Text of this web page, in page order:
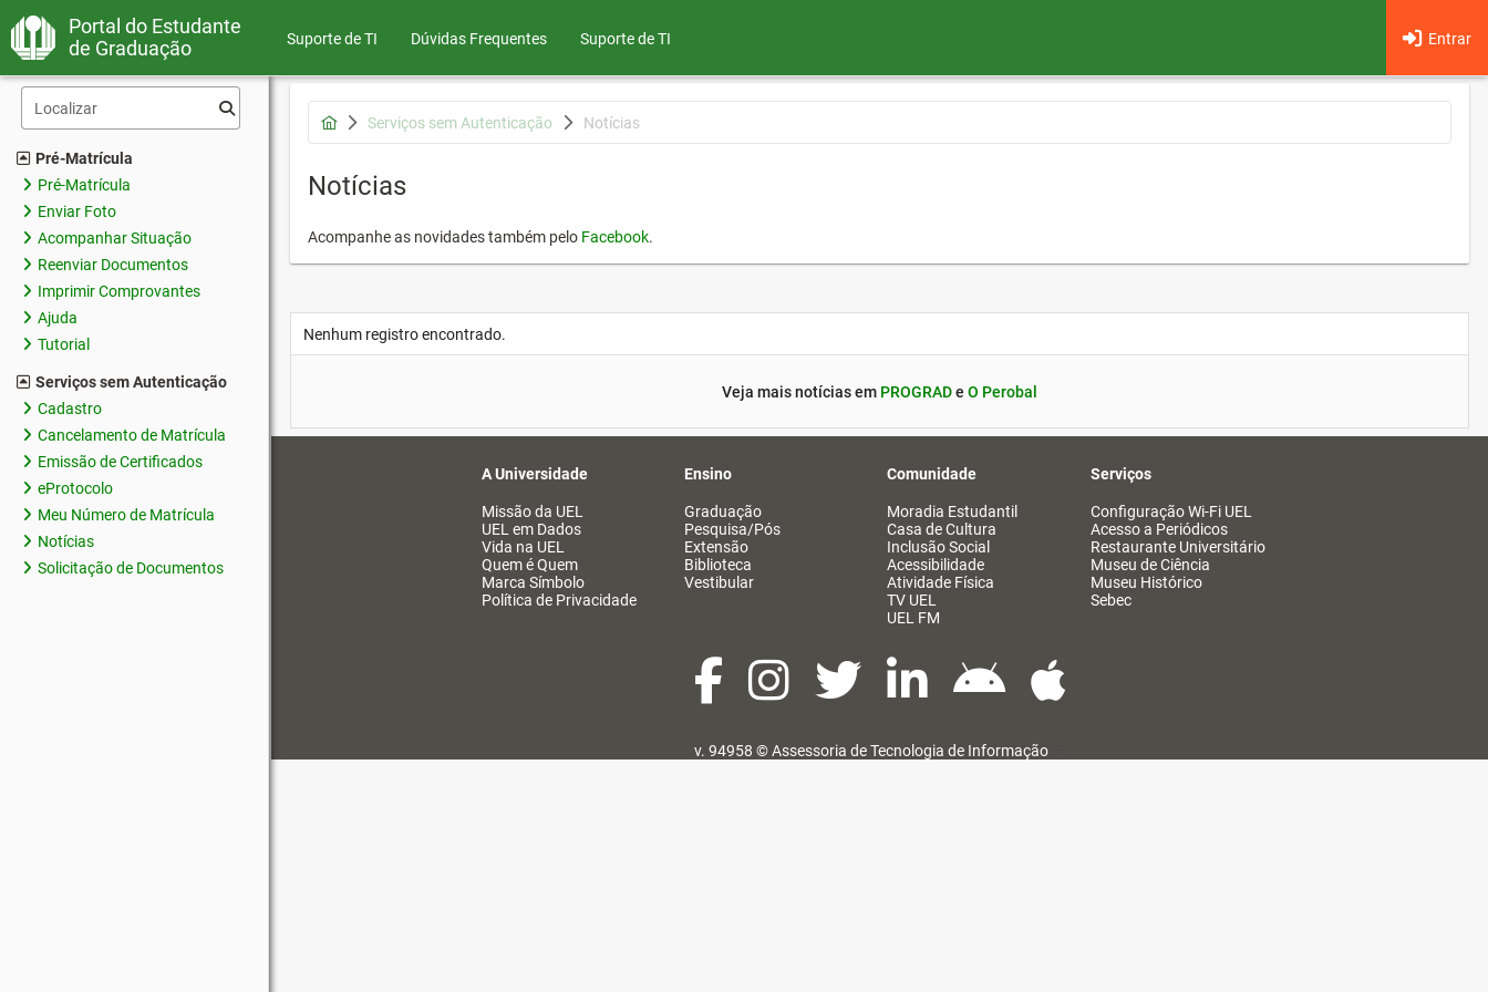
Portal do Estudante
de Graduação
Suporte de TI Dúvidas Frequentes Entrar
Suporte de TI
Pré-Matrícula
Pré-Matrícula
Enviar Foto
Acompanhar Situação
Reenviar Documentos
Imprimir Comprovantes
Ajuda
Tutorial
Serviços sem Autenticação
Cadastro
Cancelamento de Matrícula
Emissão de Certificados
eProtocolo
Meu Número de Matrícula
Notícias
Solicitação de Documentos
Serviços sem Autenticação Notícias
Notícias
Acompanhe as novidades também pelo Facebook.
Nenhum registro encontrado.
Veja mais notícias em PROGRADe O Perobal
A Universidade
Missão da UEL
UEL em Dados
Vida na UEL
Quem é Quem
Marca Símbolo
Política de Privacidade
Ensino
Graduação
Pesquisa/Pós
Extensão
Biblioteca
Vestibular
Comunidade
Moradia Estudantil
Casa de Cultura
Inclusão Social
Acessibilidade
Atividade Física
TV UEL
UEL FM
Serviços
Configuração Wi-Fi UEL
Acesso a Periódicos
Restaurante Universitário
Museu de Ciência
Museu Histórico
Sebec
v. 94958 ©Assessoria de Tecnologia de Informação